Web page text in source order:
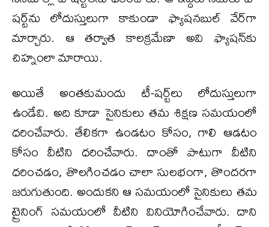
షర్ట్‌ను లోదుస్తులుగా కాకుండా ఫ్యాషనబుల్ వేర్‌గా
మార్చారు. ఆ తర్వాత కాలక్రమేణా అవి ఫ్యాషన్‌కు
చిహ్నంలా మారాయి.
అయితే అంతకుమందు టీ-షర్ట్‌లు లోదుస్తులుగా
ఉండేవి. అది కూడా సైనికులు తమ శిక్షణ సమయంలో
ధరించేవారు. తేలికగా ఉండటం కోసం, గాలి ఆడటం
కోసం వీటిని ధరించేవారు. దాంతో పాటుగా వీటిని
ధరించడం, తొలగించడం చాలా సులభంగా, తొందరగా
జరుగుతుంది. అందుకని ఆ సమయంలో సైనికులు తమ
ట్రైనింగ్ సమయంలో వీటిని వినియోగించేవారు. దాని